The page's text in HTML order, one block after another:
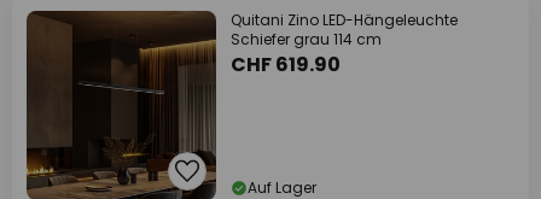
Quitani Zino LED-Hängeleuchte
Schiefer grau 114 cm
CHF 619.90
Auf Lager